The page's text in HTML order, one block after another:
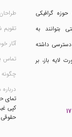
گرافیکی
بتوانند به
دسترسی داشته
لایه باز، بر
طراحان
تقویم
آثار
تماس
چگونه
درباره
تمای
کپی